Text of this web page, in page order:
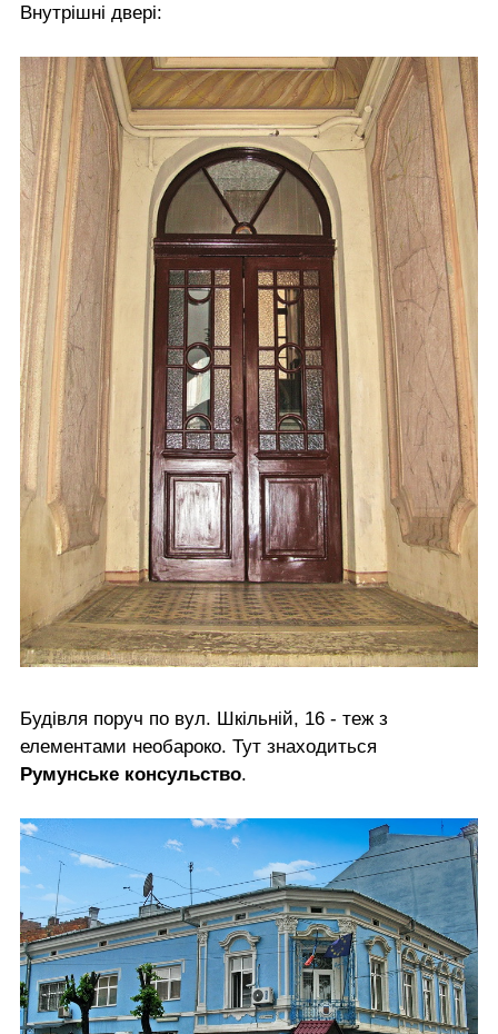
Внутрішні двері:
Будівля поруч по вул. Шкільній, 16 - теж з
елементами необароко. Тут знаходиться
Румунське консульство.